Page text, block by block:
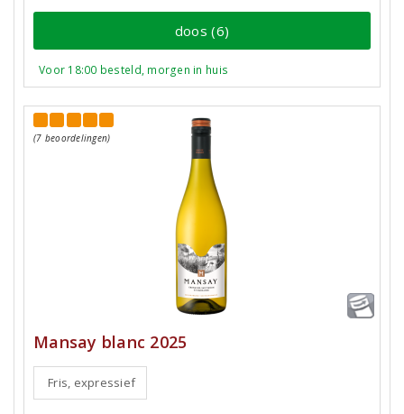
doos (6)
Voor 18:00 besteld, morgen in huis
(7 beoordelingen)
Mansay blanc 2025
Fris, expressief